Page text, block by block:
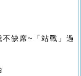
缺席~「站戰」過